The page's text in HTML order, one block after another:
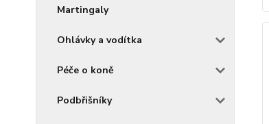
Martingaly
Ohlávky a vodítka
Péče o koně
Podbřišníky